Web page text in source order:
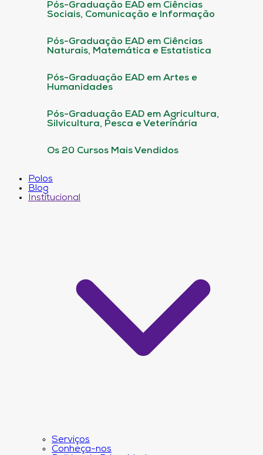
Pós-Graduação EAD em Ciências
Sociais, Comunicação e Informação
Pós-Graduação EAD em Ciências
Naturais, Matemática e Estatística
Pós-Graduação EAD em Artes e
Humanidades
Pós-Graduação EAD em Agricultura,
Silvicultura, Pesca e Veterinária
Os 20 Cursos Mais Vendidos
Polos
Blog
Institucional
Serviços
Conheça-nos